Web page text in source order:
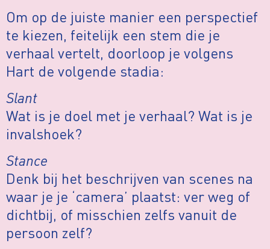
Om op de juiste manier een perspectief
te kiezen, feitelijk een stem die je
verhaal vertelt, doorloop je volgens
Hart de volgende stadia:
Slant
Wat is je doel met je verhaal? Wat is je
invalshoek?
Stance
Denk bij het beschrijven van scenes na
waar je je ‘camera’ plaatst: ver weg of
dichtbij, of misschien zelfs vanuit de
persoon zelf?